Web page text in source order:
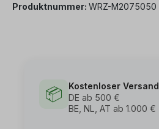
Produktnummer: WRZ-M2075050
📦
Kostenloser Versand
DE ab 500 €
BE, NL, AT ab 1.000 €